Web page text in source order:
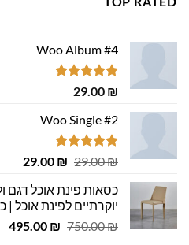
Woo Album #4
דורג5.00
29.00 ₪
Woo Single #2
דורג4.75
29.00₪
המחיר
היה:
29.00 ₪.
29.00 ₪
הוא:
₪.
כסאות פינת אוכל דגם
יוקרתיים לפינת אוכל
750.00₪
המחיר
495.00 ₪